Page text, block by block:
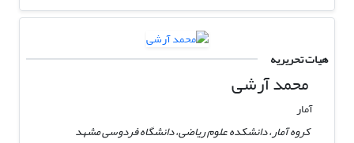
هیات تحریریه
محمد آرشی
آمار
کروه آمار، دانشکده علوم ریاضی، دانشگاه فردوسی مشهد